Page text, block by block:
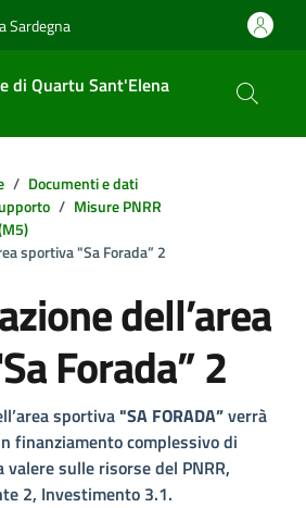
Sardegna
di Quartu Sant'Elena
Documenti e dati
Misure PNRR
sportiva "Sa Forada” 2
dell’area
Forada” 2
notizia
sportiva "SA FORADA”verrà
finanziamento complessivo di
sulle risorse del PNRR,
2, Investimento 3.1.